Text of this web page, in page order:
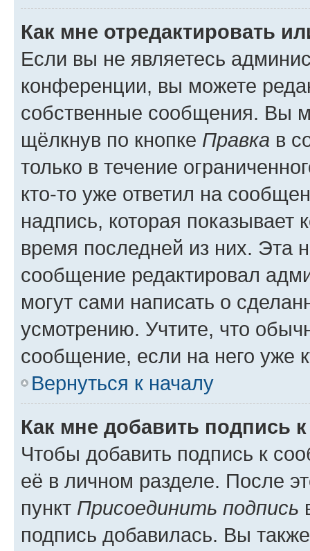
Как мне отредактировать
Если вы не являетесь
конференции, вы можете
собственные сообщения. Вы
щёлкнув по кнопке Правка в
только в течение
кто-то уже ответил на
надпись, которая показывает
время последней из них. Эта
сообщение редактировал
могут сами написать о
усмотрению. Учтите, что
сообщение, если на него уже
Вернуться к началу
Как мне добавить подпись
Чтобы добавить подпись к
её в личном разделе. После
пункт Присоединить подпись
подпись добавилась. Вы